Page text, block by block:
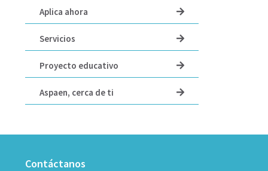
Aplica ahora
Servicios
Proyecto educativo
Aspaen, cerca de ti
Contáctanos